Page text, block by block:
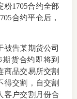
投教委
调解委
在线调
粉1705合约全部
合约平仓后，
被告某期货公司
货合约即将到
商品交易所交割
得交割，自交割
客户交割月份合